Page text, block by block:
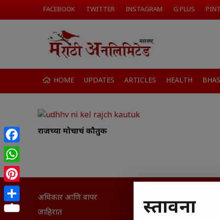
FACEBOOK TWITTER INSTAGRAM G PLUS
HOME UPDATES ARTICLES HEALTH
राजच्या मोर्चाचं कौतुक
अधिकार आणि वापर
जाहिरात
सामान्य
घरी
Facebook
WhatsApp
Pinterest
Share
प्रस्तावना